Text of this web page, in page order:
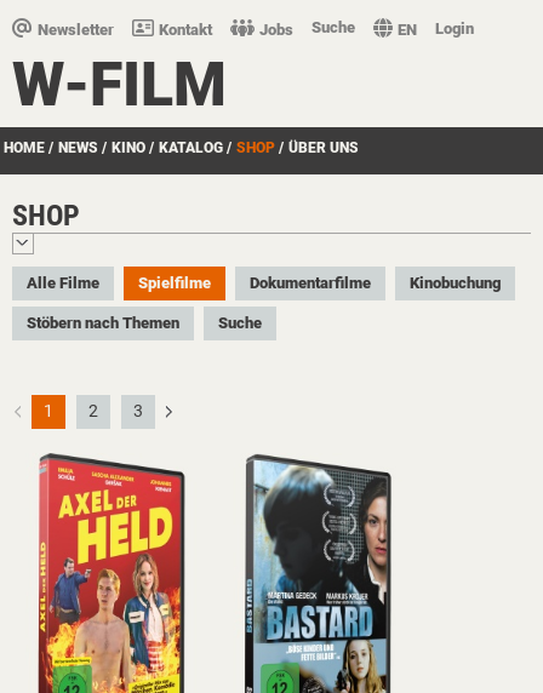
Newsletter Kontakt Jobs Suche EN Login
W-FILM
HOME / NEWS / KINO / KATALOG / SHOP / ÜBER UNS
SHOP
Alle Filme Spielfilme Dokumentarfilme Kinobuchung
Stöbern nach Themen Suche
1 2 3